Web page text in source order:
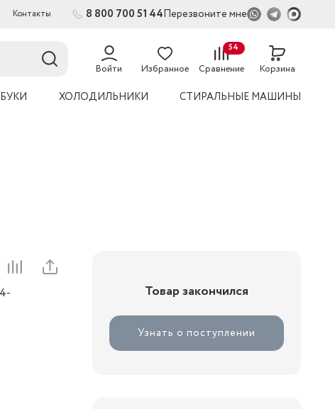
Контакты 8 800 700 51 44Перезвоните мне
Войти Избранное Сравнение
54
Корзина
ХОЛОДИЛЬНИКИ СТИРАЛЬНЫЕ МАШИНЫ
Товар закончился
Узнать о поступлении